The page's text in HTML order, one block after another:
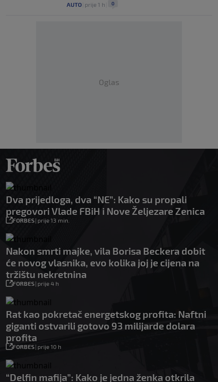
AUTO prije 1 h 0
Oglas
Dva prijedloga, dva “NE”: Kako su propali
pregovori Vlade FBiH i Nove Željezare Zenica
FORBES| prije 13 min.
Nakon smrti majke, vila Borisa Beckera dobit
će novog vlasnika, evo kolika joj je cijena na
tržištu nekretnina
FORBES| prije 4 h
Rat kao pokretač energetskog profita: Naftni
giganti ostvarili gotovo 93 milijarde dolara
profita
FORBES| prije 10 h
“Delfin mafija”: Kako je jedna ženka otkrila